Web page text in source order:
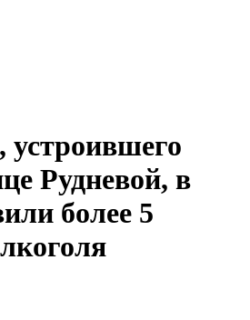
устроившего
Рудневой, в
более 5